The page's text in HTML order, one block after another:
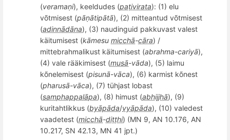
(veramaṇi), keeldudes (paṭivirata): (1) elu
võtmisest (pāṇātipātā), (2) mitteantud võtmisest
(adinnādāna), (3) naudinguid pakkuvast valest
käitumisest (kāmesu micchā-cāra) /
mittebrahmalikust käitumisest (abrahma-cariyā),
(4) vale rääkimisest (musā-vāda), (5) laimu
kõnelemisest (pisunā-vāca), (6) karmist kõnest
(pharusā-vāca), (7) tühjast lobast
(samphappalāpa), (8) himust (abhijjhā), (9)
kuritahtlikkus (byāpāda/vyāpāda), (10) valedest
vaadetest (micchā-diṭṭhi) (MN 9, AN 10.176, AN
10.217, SN 42.13, MN 41 jpt.)